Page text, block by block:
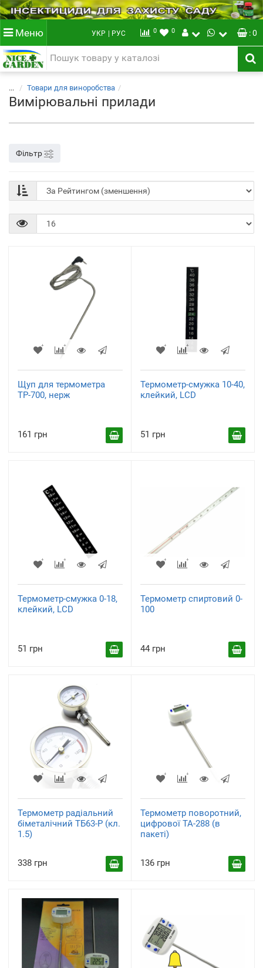
Меню УКР | РУС 0 0 : 0
... Товари для виноробства
Вимірювальні прилади
Фільтр
Щуп для термометра
ТР-700, нерж
161 грн
Термометр-смужка 10-40,
клейкий, LCD
51 грн
Термометр-смужка 0-18,
клейкий, LCD
51 грн
Термометр спиртовий 0-
100
44 грн
Термометр радіальний
біметалічний ТБ63-Р (кл.
1.5)
338 грн
Термометр поворотний,
цифрової ТА-288 (в
пакеті)
136 грн